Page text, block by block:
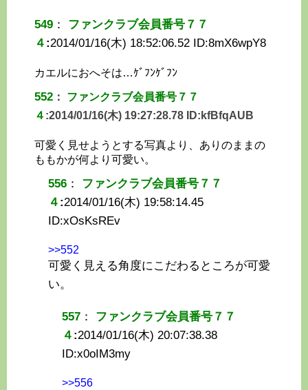
549 ： ファンクラブ会員番号７７
４ :2014/01/16(木) 18:52:06.52 ID:8mX6wpY8
カエルにおへそは…ｹﾞﾌﾝｹﾞﾌﾝ
552 ： ファンクラブ会員番号７７
４ :2014/01/16(木) 19:27:28.78 ID: kfBfqAUB
可愛く見せようとする写真より、ありのままの
ももかが何より可愛い。
556 ： ファンクラブ会員番号７７
４ :2014/01/16(木) 19:58:14.45
ID:xOsKsREv
>>552
可愛く見える角度にこだわるところが可愛
い。
557 ： ファンクラブ会員番号７７
４ :2014/01/16(木) 20:07:38.38
ID:x0oIM3my
>>556